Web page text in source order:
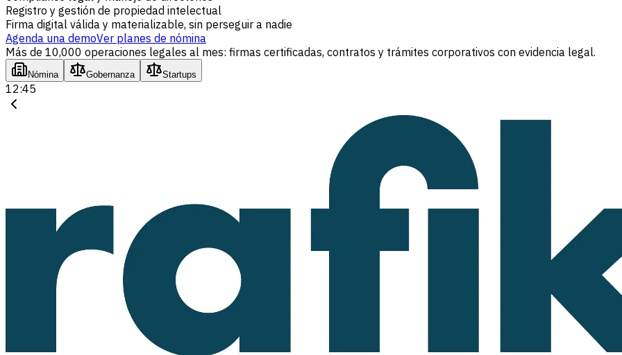
Registro y gestión de propiedad intelectual
Firma digital válida y materializable, sin perseguir a nadie
Agenda una demoVer planes de nómina
Más de 10,000 operaciones legales al mes: firmas certificadas, contratos y trámites corporativos con evidencia legal.
Nómina Gobernanza Startups
12:45